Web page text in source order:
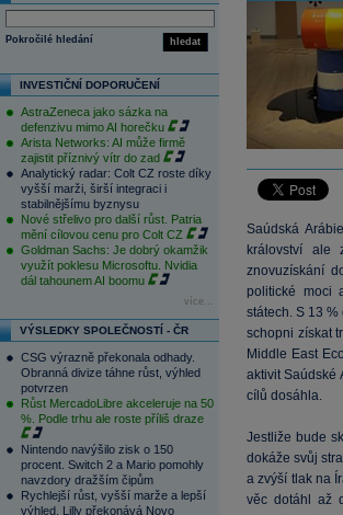
hledat
Pokročilé hledání
INVESTIČNÍ DOPORUČENÍ
AstraZeneca jako sázka na
defenzivu mimo AI horečku
Arista Networks: AI může firmě
zajistit příznivý vítr do zad
Analytický radar: Colt CZ roste díky
vyšší marži, širší integraci i
stabilnějšímu byznysu
Nové střelivo pro další růst. Patria
mění cílovou cenu pro Colt CZ
Goldman Sachs: Je dobrý okamžik
využít poklesu Microsoftu. Nvidia
dál tahounem AI boomu
více...
VÝSLEDKY SPOLEČNOSTÍ - ČR
CSG výrazně překonala odhady.
Obranná divize táhne růst, výhled
potvrzen
Růst MercadoLibre akceleruje na 50
%. Podle trhu ale roste příliš draze
Nintendo navýšilo zisk o 150
procent. Switch 2 a Mario pomohly
navzdory dražším čipům
Rychlejší růst, vyšší marže a lepší
výhled. Lilly překonává Novo
Saúdská
království ale
znovuzískání
politické moci
státech. S 13
schopni získat
Middle East
aktivit Saúdské
cílů dosáhla.
Jestliže bude
dokáže svůj
a zvýší tlak na
věc dotáhl až